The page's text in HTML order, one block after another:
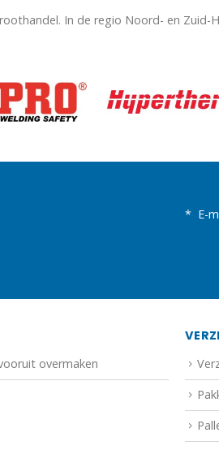
In de regio Noord- en
* E-
overmaken